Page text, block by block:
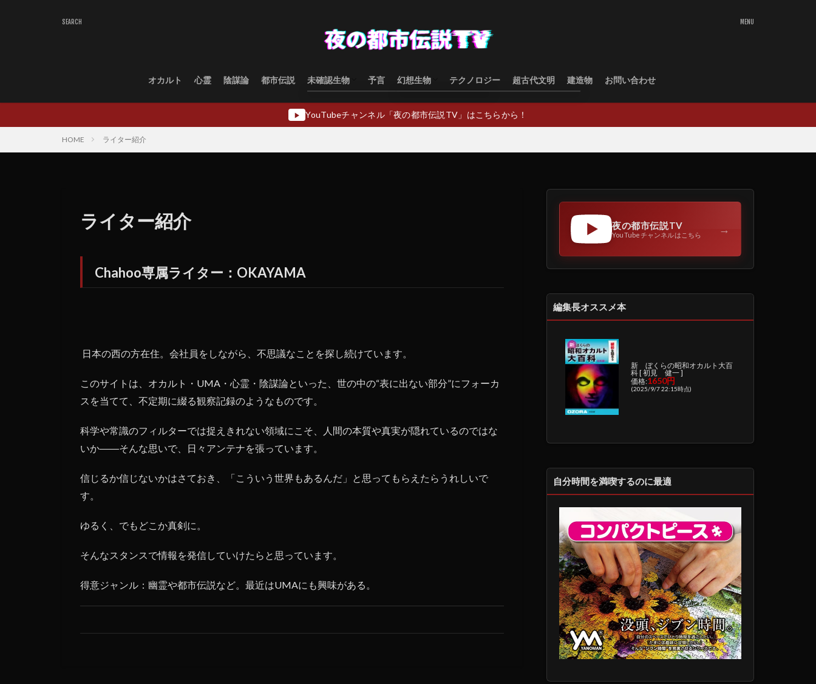
オカルト 心霊 陰謀論 都市伝説 未確認生物
水棲型
類人猿型
飛行生物型
予言 幻想生物
幻想生物日本
幻想生物ヨーロッパ
幻想生物アジア
幻想生物オセアニア
幻想生物中東
テクノロジー 超古代文明 建造物 お問い合わせ
▶ YouTubeチャンネル「夜の都市伝説TV」はこちらから！
HOME ライター紹介
ライター紹介
Chahoo専属ライター：OKAYAMA
日本の西の方在住。会社員をしながら、不思議なことを探し続けています。
このサイトは、オカルト・UMA・心霊・陰謀論といった、世の中の“表に出ない部分”にフォーカ
スを当てて、不定期に綴る観察記録のようなものです。
科学や常識のフィルターでは捉えきれない領域にこそ、人間の本質や真実が隠れているのではな
いか――そんな思いで、日々アンテナを張っています。
信じるか信じないかはさておき、「こういう世界もあるんだ」と思ってもらえたらうれしいで
す。
ゆるく、でもどこか真剣に。
そんなスタンスで情報を発信していけたらと思っています。
得意ジャンル：幽霊や都市伝説など。最近はUMAにも興味がある。
夜の都市伝説TV
YouTubeチャンネルはこちら →
編集長オススメ本
新 ぼくらの昭和オカルト大百
科 [ 初見 健一 ]
価格:1650円
(2025/9/7 22:15時点)
自分時間を満喫するのに最適